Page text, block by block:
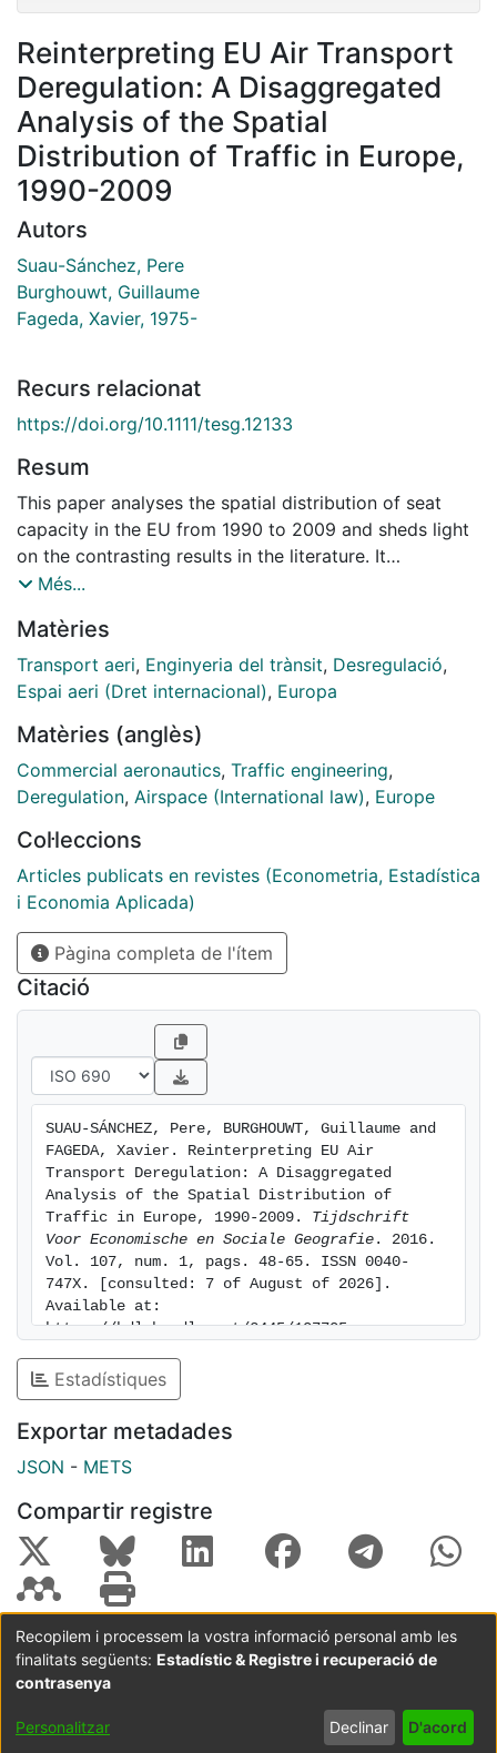
Reinterpreting EU Air Transport
Deregulation: A Disaggregated
Analysis of the Spatial
Distribution of Traffic in Europe,
1990-2009
Autors
Suau-Sánchez, Pere
Burghouwt, Guillaume
Fageda, Xavier, 1975-
Recurs relacionat
https://doi.org/10.1111/tesg.12133
Resum
This paper analyses the spatial distribution of seat
capacity in the EU from 1990 to 2009 and sheds light
on the contrasting results in the literature. It
contributes to the debate on the deregulation and
success of low-cost carriers lead to concentration or
deconcentration. We use the Gini index and its
decomposition to evaluate the contribution of airport
concentration of seat capacity. We conclude that,
overall, seat capacity follows a spatial
deconcentration pattern. While intra-EU seat capacity
capacity concentrated. However, our results do not
support the general view that network carriers tend to
increase concentration levels and low-cost carriers to
decrease them, leading us to a reinterpretation of the
impacts of air transport deregulation. The results show
the increasing importance of foreign carriers and new
strategies such as hub-bypassing.
Més...
Matèries
Transport aeri, Enginyeria del trànsit, Desregulació,
Espai aeri (Dret internacional), Europa
Matèries (anglès)
Commercial aeronautics, Traffic engineering,
Deregulation, Airspace (International law), Europe
Col·leccions
Articles publicats en revistes (Econometria, Estadística
i Economia Aplicada)
Pàgina completa de l'ítem
Citació
SUAU-SÁNCHEZ, Pere, BURGHOUWT, Guillaume and
FAGEDA, Xavier. Reinterpreting EU Air
Transport Deregulation: A Disaggregated
Analysis of the Spatial Distribution of
Traffic in Europe, 1990-2009. Tijdschrift
Voor Economische en Sociale Geografie . 2016.
Vol. 107, num. 1, pags. 48-65. ISSN 0040-
747X. [consulted: 7 of August of 2026].
Available at:
https://hdl.handle.net/2445/107705
Estadístiques
Exportar metadades
JSON - METS
Compartir registre
Coordinació:CRAI UB Avís legal
Metadades
subjectes a:
Configuració
de cookies
privadesa
Recopilem i processem la vostra informació personal amb les
finalitats següents: Estadístic & Registre i recuperació de
contrasenya
Personalitzar Declinar D'acord